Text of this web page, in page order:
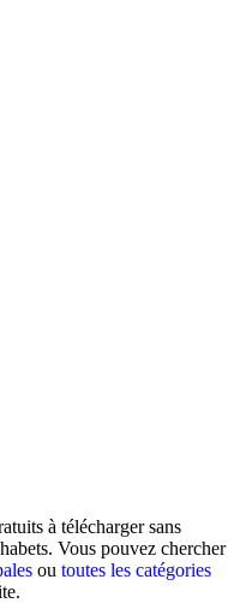
à télécharger sans
Vous pouvez chercher
ou toutes les catégories